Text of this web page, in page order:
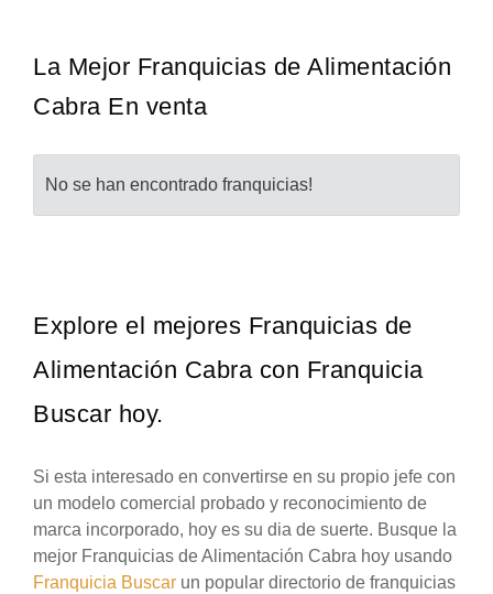
La Mejor Franquicias de Alimentación
Cabra En venta
No se han encontrado franquicias!
Explore el mejores Franquicias de
Alimentación Cabra con Franquicia
Buscar hoy.
Si esta interesado en convertirse en su propio jefe con
un modelo comercial probado y reconocimiento de
marca incorporado, hoy es su dia de suerte. Busque la
mejor Franquicias de Alimentación Cabra hoy usando
Franquicia Buscar un popular directorio de franquicias